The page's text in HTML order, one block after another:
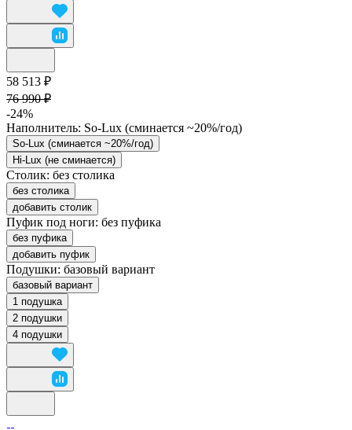
58 513 ₽
76 990 ₽
-24%
Наполнитель: So-Lux (cминается ~20%/год)
So-Lux (cминается ~20%/год)
Hi-Lux (не сминается)
Столик: без столика
без столика
добавить столик
Пуфик под ноги: без пуфика
без пуфика
добавить пуфик
Подушки: базовый вариант
базовый вариант
1 подушка
2 подушки
4 подушки